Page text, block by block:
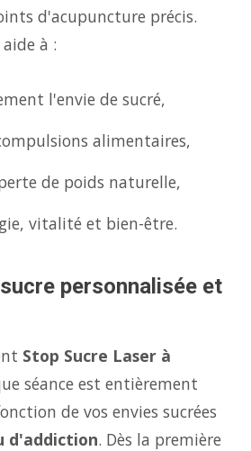
d'acupuncture précis.
à :
l'envie de sucré,
alimentaires,
de poids naturelle,
vitalité et bien-être.
personnalisée et
Stop Sucre Laser à
séance est entièrement
de vos envies sucrées
d'addiction. Dès la première